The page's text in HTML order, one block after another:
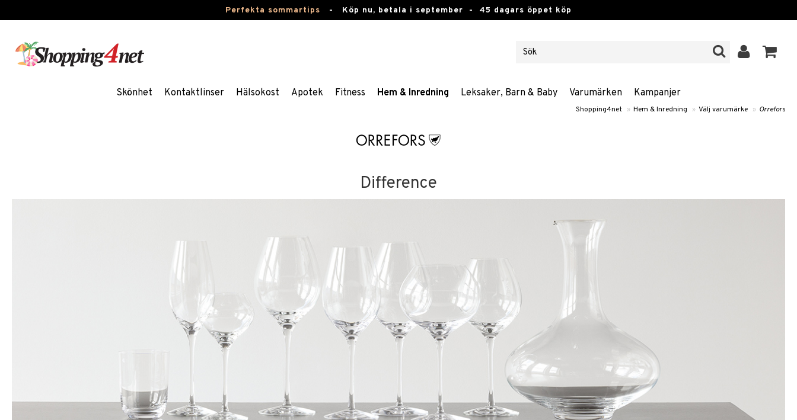
Perfekta sommartips - Köp nu, betala i september - 45 dagars öppet köp
Skönhet Kontaktlinser Hälsokost Apotek Fitness Hem & Inredning Leksaker, Barn & Baby Varumärken Kampanjer
Shopping4net » Hem & Inredning » Välj varumärke » Orrefors
Difference